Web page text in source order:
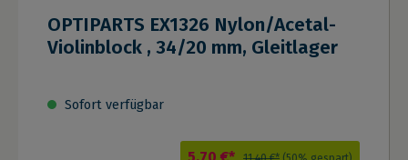
OPTIPARTS EX1326 Nylon/Acetal-
Violinblock , 34/20 mm, Gleitlager
Sofort verfügbar